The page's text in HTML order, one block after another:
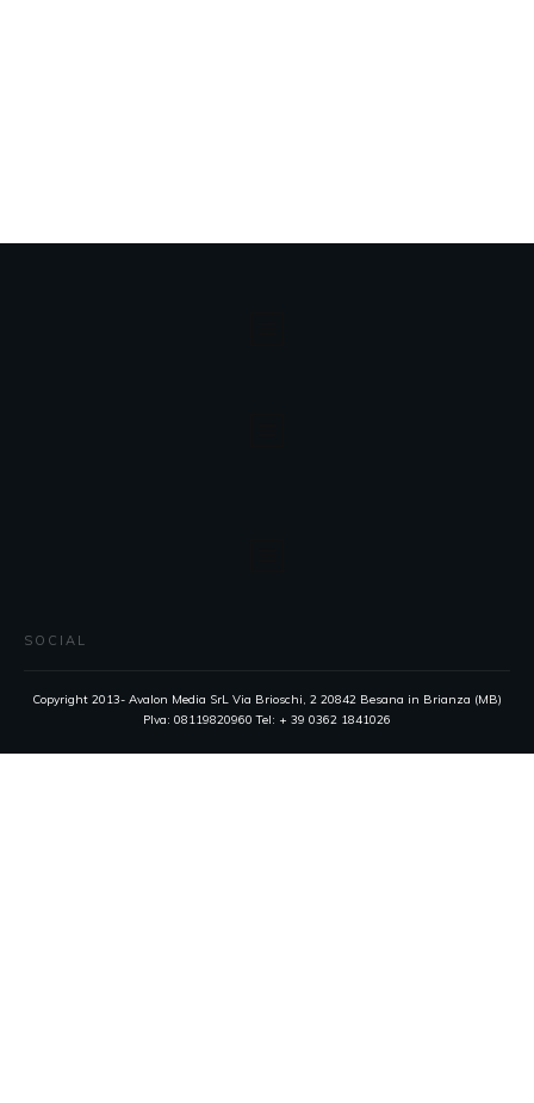
SOCIAL
Copyright 2013- Avalon Media SrL Via Brioschi, 2 20842 Besana in Brianza (MB)
PIva: 08119820960 Tel: + 39 0362 1841026